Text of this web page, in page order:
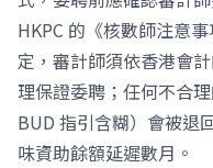
HKPC 的《核數師注意
定，審計師須依香港會
理保證委聘；任何不合
BUD 指引含糊）會被退
味資助餘額延遲數月。